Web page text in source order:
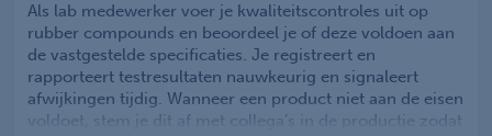
Als lab medewerker voer je kwaliteitscontroles uit op
rubber compounds en beoordeel je of deze voldoen aan
de vastgestelde specificaties. Je registreert en
rapporteert testresultaten nauwkeurig en signaleert
afwijkingen tijdig. Wanneer een product niet aan de eisen
voldoet, stem je dit af met collega’s in de productie zodat